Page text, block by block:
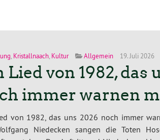
Kristallnaach, Kultur Allgemein 19. Juli 2026
Lied von 1982, das
immer warnen
von 1982, das uns 2026 noch immer
Niedecken sangen die Toten